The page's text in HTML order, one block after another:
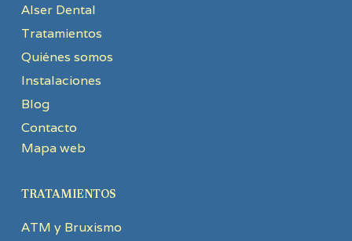
Alser Dental
Tratamientos
Quiénes somos
Instalaciones
Blog
Contacto
Mapa web
TRATAMIENTOS
ATM y Bruxismo